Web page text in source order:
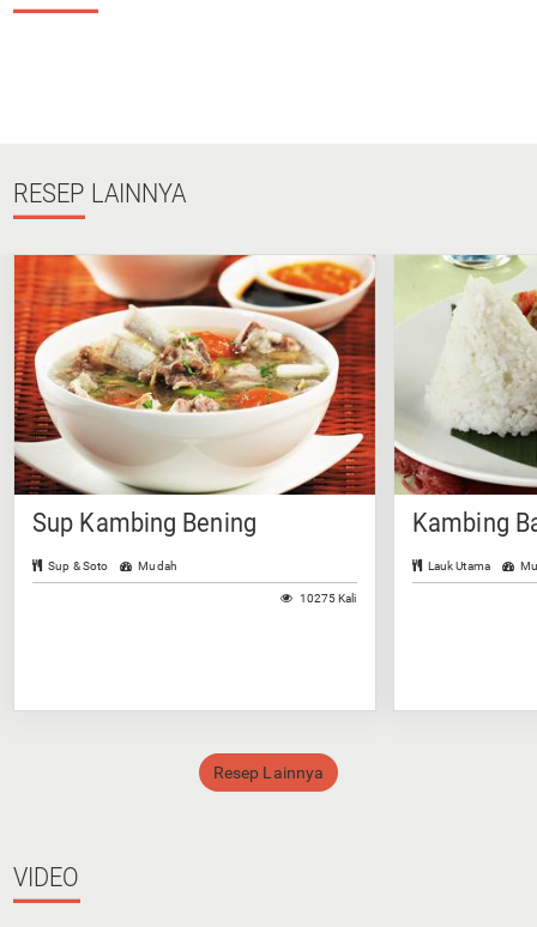
RESEP LAINNYA
Sup Kambing Bening
Sup & Soto Mudah
10275 Kali
Kambing
Lauk Utama
Resep Lainnya
VIDEO